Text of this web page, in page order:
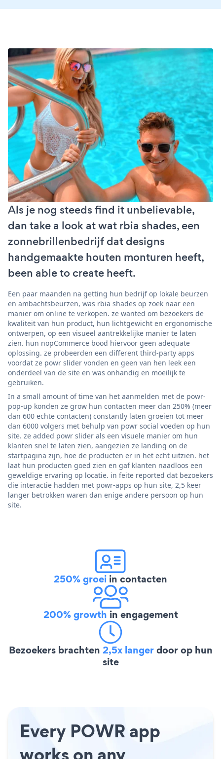
Als je nog steeds find it unbelievable,
dan take a look at wat rbia shades, een
zonnebrillenbedrijf dat designs
handgemaakte houten monturen heeft,
been able to create heeft.
Een paar maanden na getting hun bedrijf op lokale beurzen
en ambachtsbeurzen, was rbia shades op zoek naar een
manier om online te verkopen. ze wanted om bezoekers de
kwaliteit van hun product, hun lichtgewicht en ergonomische
ontwerpen, op een visueel aantrekkelijke manier te laten
zien. hun nopCommerce bood hiervoor geen adequate
oplossing. ze probeerden een different third-party apps
voordat ze powr slider vonden en geen van hen leek een
onderdeel van de site en was onhandig en moeilijk te
gebruiken.
In a small amount of time van het aanmelden met de powr-
pop-up konden ze grow hun contacten meer dan 250% (meer
dan 600 echte contacten) constantly laten groeien tot meer
dan 6000 volgers met behulp van powr social voeden op hun
site. ze added powr slider als een visuele manier om hun
klanten snel te laten zien, aangezien ze landing on de
startpagina zijn, hoe de producten er in het echt uitzien. het
laat hun producten goed zien en gaf klanten naadloos een
geweldige ervaring op locatie. in feite reported dat bezoekers
die interactie hadden met powr-apps op hun site, 2,5 keer
langer betrokken waren dan enige andere persoon op hun
site.
250% groei in contacten
200% growth in engagement
Bezoekers brachten 2,5x langerdoor op hun
site
Every POWR app